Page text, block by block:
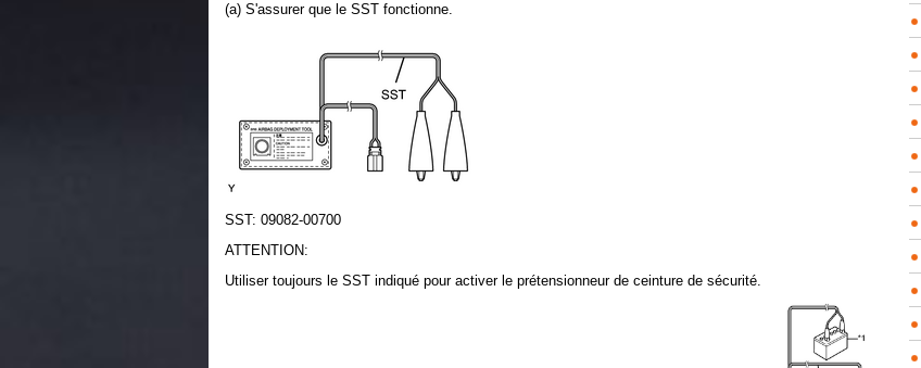
(a) S'assurer que le SST fonctionne.
SST: 09082-00700
ATTENTION:
Utiliser toujours le SST indiqué pour activer le prétensionneur de ceinture de sécurité.